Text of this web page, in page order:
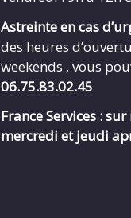
Astreinte en cas
des heures
weekends , vous
06.75.83.02.45
France Services :
mercredi et jeudi